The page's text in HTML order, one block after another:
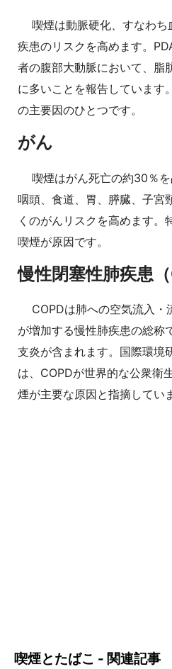
喫煙は動脈硬化、すなわ
疾患のリスクを高めます。
者の腹部大動脈において、脂
に多いことを報告しています
の主要因のひとつです。
がん
喫煙はがん死亡の約30％を
咽頭、食道、胃、膵臓、子宮
くのがんリスクを高めます。
喫煙が原因です。
慢性閉塞性肺疾患（
COPDは肺への空気流入・
が増加する慢性肺疾患の総称
支炎が含まれます。国際環境
は、COPDが世界的な公衆衛
煙が主要な原因と指摘してい
喫煙とたばこ - 関連記事